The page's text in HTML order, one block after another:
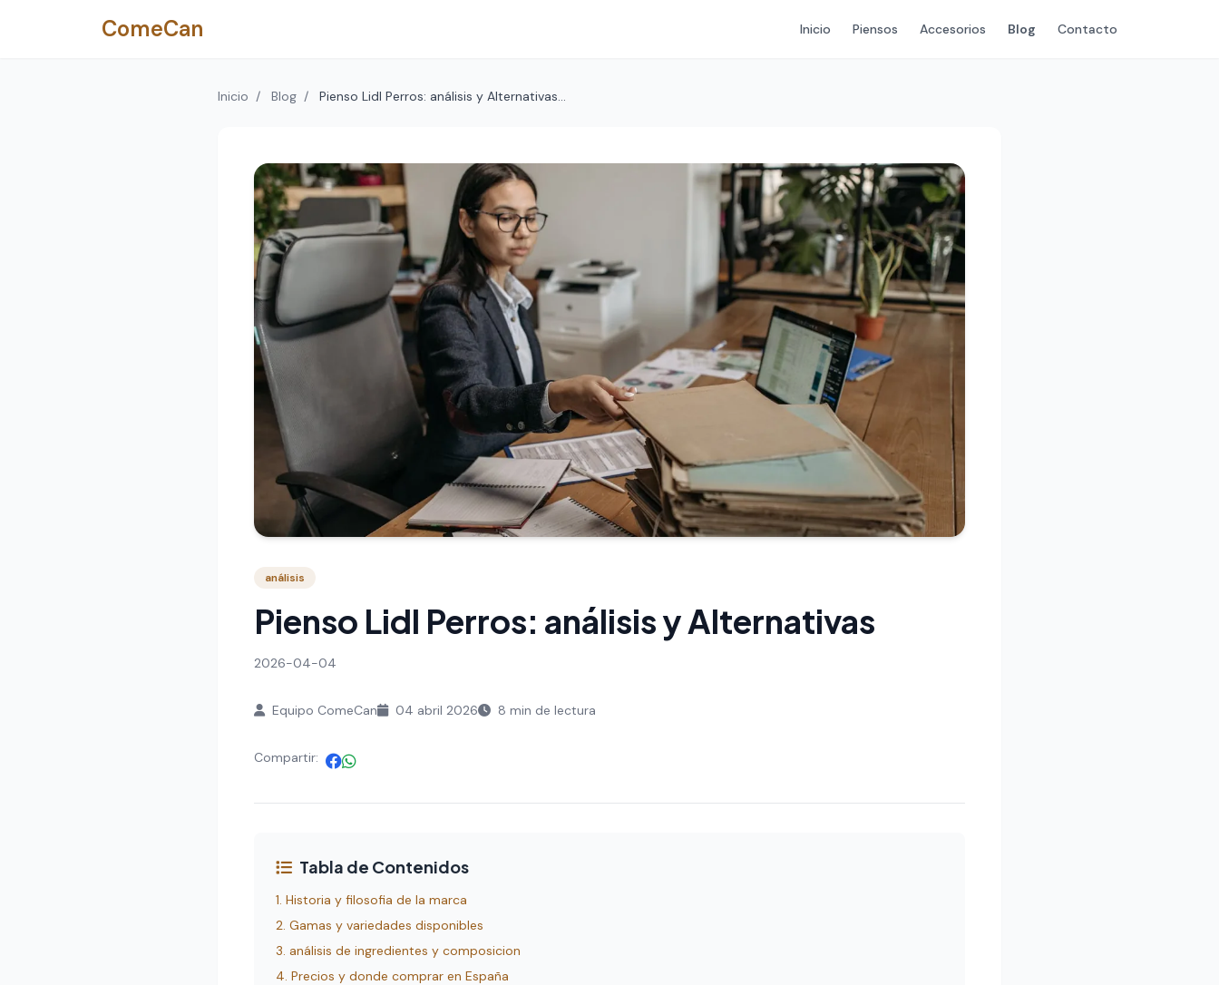
ComeCan Inicio Piensos Accesorios Blog Contacto
Inicio / Blog / Pienso Lidl Perros: análisis y Alternativas...
análisis
Pienso Lidl Perros: análisis y Alternativas
2026-04-04
Equipo ComeCan 04 abril 2026 8 min de lectura
Compartir:
Tabla de Contenidos
1. Historia y filosofia de la marca
2. Gamas y variedades disponibles
3. análisis de ingredientes y composicion
4. Precios y donde comprar en España